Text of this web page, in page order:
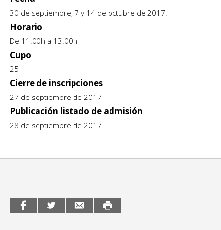
Sitios de interés
Escénicas
Formación
Infantil / Juvenil
Letras
Música / Sonido
Patrimonio
30 de septiembre, 7 y 14 de octubre de 2017.
Horario
De 11.00h a 13.00h
Cupo
25
Cierre de inscripciones
27 de septiembre de 2017
Publicación listado de admisión
28 de septiembre de 2017